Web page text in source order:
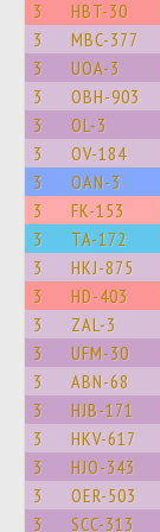
3 HBT-30
3 MBC-377
3 UOA-3
3 OBH-903
3 OL-3
3 OV-184
3 OAN-3
3 FK-153
3 TA-172
3 HKJ-875
3 HD-403
3 ZAL-3
3 UFM-30
3 ABN-68
3 HJB-171
3 HKV-617
3 HJO-343
3 OER-503
3 SCC-313